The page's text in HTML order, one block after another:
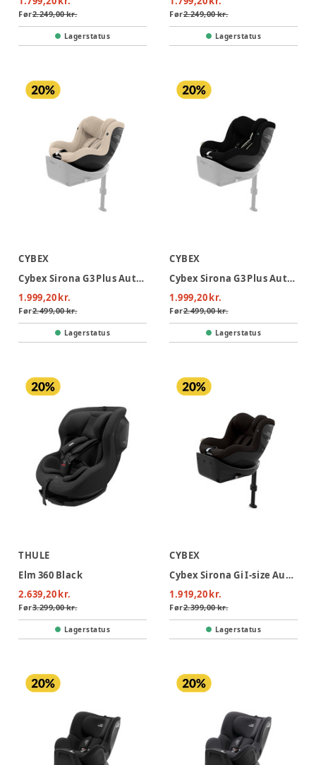
Før2.249,00 kr.
Lagerstatus
Før2.249,00 kr.
Lagerstatus
CYBEX
Cybex Sirona G3 Plus Autostol - Almond Beige
1.999,20 kr.
Før2.499,00 kr.
Lagerstatus
CYBEX
Cybex Sirona G3 Plus Autostol - Moon Black
1.999,20 kr.
Før2.499,00 kr.
Lagerstatus
THULE
Elm 360 Black
2.639,20 kr.
Før3.299,00 kr.
Lagerstatus
CYBEX
Cybex Sirona Gi I-size Autostol - Magic Black
1.919,20 kr.
Før2.399,00 kr.
Lagerstatus